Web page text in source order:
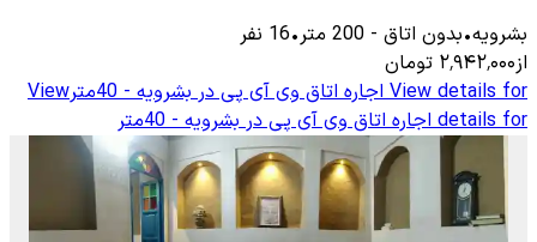
بشرویه•بدون اتاق -
200 متر•
16 نفر
از۲٬۹۴۲٬۰۰۰ تومان
View details for اجاره اتاق وی آی پی در بشرویه - 40متر
View
details for اجاره اتاق وی آی پی در بشرویه - 40متر